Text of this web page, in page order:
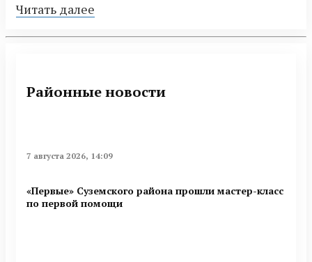
Читать далее
Районные новости
7 августа 2026, 14:09
«Первые» Суземского района прошли мастер-класс
по первой помощи